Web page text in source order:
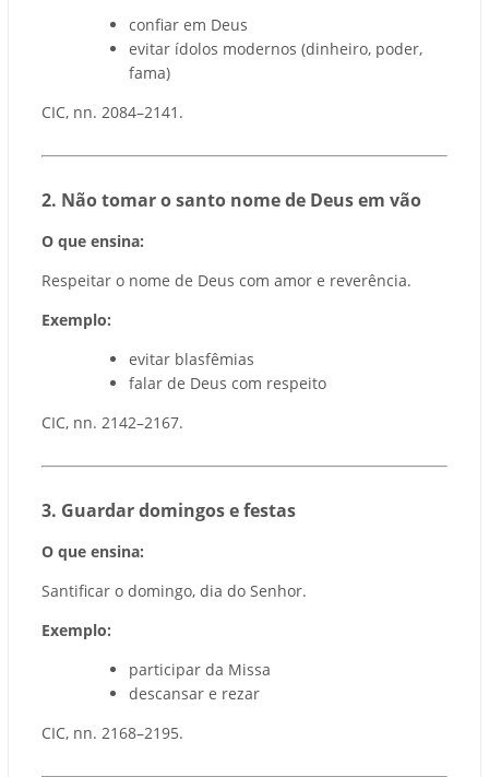
confiar em Deus
evitar ídolos modernos (dinheiro, poder,
fama)
CIC, nn. 2084–2141.
2️. Não tomar o santo nome de Deus em vão
O que ensina:
Respeitar o nome de Deus com amor e reverência.
Exemplo:
evitar blasfêmias
falar de Deus com respeito
CIC, nn. 2142–2167.
3️. Guardar domingos e festas
O que ensina:
Santificar o domingo, dia do Senhor.
Exemplo:
participar da Missa
descansar e rezar
CIC, nn. 2168–2195.